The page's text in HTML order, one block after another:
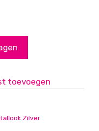
toevoegen
Zilver